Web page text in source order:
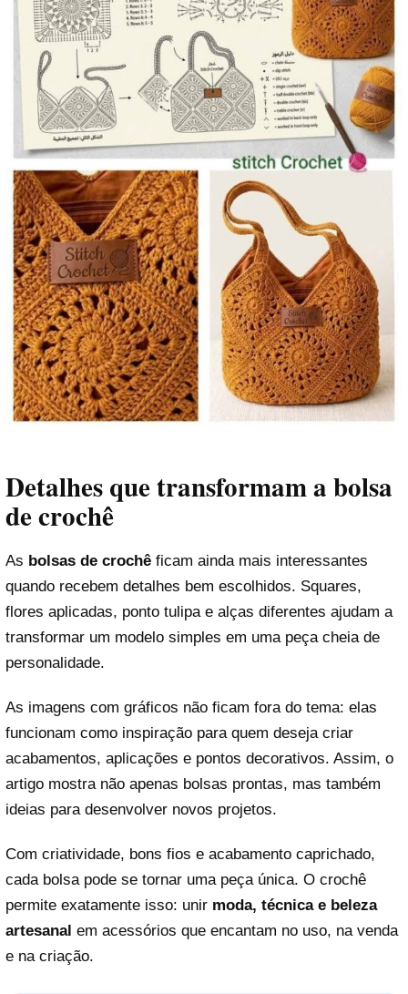
Detalhes que transformam a bolsa
de crochê
As bolsas de crochê ficam ainda mais interessantes
quando recebem detalhes bem escolhidos. Squares,
flores aplicadas, ponto tulipa e alças diferentes ajudam a
transformar um modelo simples em uma peça cheia de
personalidade.
As imagens com gráficos não ficam fora do tema: elas
funcionam como inspiração para quem deseja criar
acabamentos, aplicações e pontos decorativos. Assim, o
artigo mostra não apenas bolsas prontas, mas também
ideias para desenvolver novos projetos.
Com criatividade, bons fios e acabamento caprichado,
cada bolsa pode se tornar uma peça única. O crochê
permite exatamente isso: unir moda, técnica e beleza
artesanal em acessórios que encantam no uso, na venda
e na criação.